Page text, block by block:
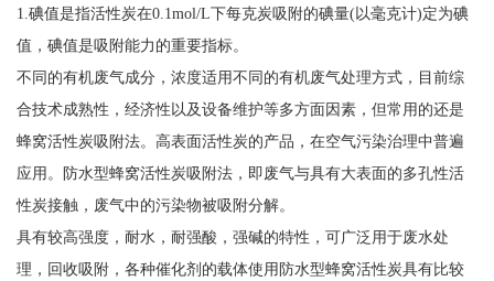
1.碘值是指活性炭在0.1mol/L下每克炭吸附的碘量(以毫克计)定为碘
值，碘值是吸附能力的重要指标。
不同的有机废气成分，浓度适用不同的有机废气处理方式，目前综
合技术成熟性，经济性以及设备维护等多方面因素，但常用的还是
蜂窝活性炭吸附法。高表面活性炭的产品，在空气污染治理中普遍
应用。防水型蜂窝活性炭吸附法，即废气与具有大表面的多孔性活
性炭接触，废气中的污染物被吸附分解。
具有较高强度，耐水，耐强酸，强碱的特性，可广泛用于废水处
理，回收吸附，各种催化剂的载体使用防水型蜂窝活性炭具有比较